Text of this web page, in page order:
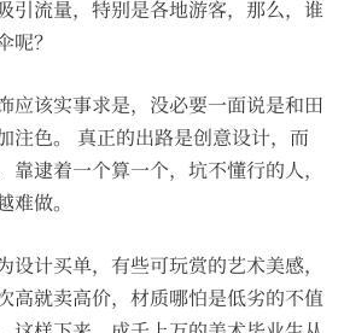
引流量，特别是各地游客，那么，谁
呢？
应该实事求是，没必要一面说是和田
注色。 真正的出路是创意设计，而
靠逮着一个算一个，坑不懂行的人，
做。
设计买单，有些可玩赏的艺术美感，
高就卖高价，材质哪怕是低劣的不值